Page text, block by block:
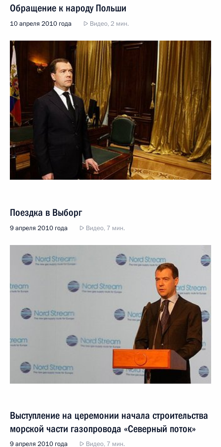
Обращение к народу Польши
10 апреля 2010 года Видео, 2 мин.
Поездка в Выборг
9 апреля 2010 года Видео, 7 мин.
Выступление на церемонии начала строительства
морской части газопровода «Северный поток»
9 апреля 2010 года Видео, 7 мин.